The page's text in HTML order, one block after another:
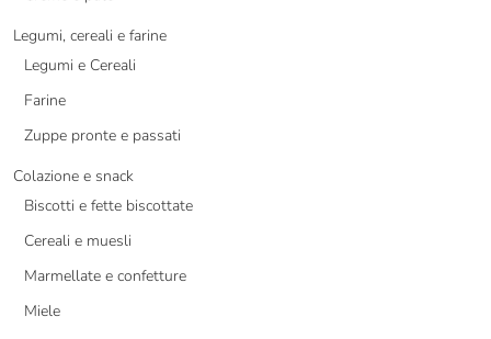
Legumi, cereali e farine
Legumi e Cereali
Farine
Zuppe pronte e passati
Colazione e snack
Biscotti e fette biscottate
Cereali e muesli
Marmellate e confetture
Miele